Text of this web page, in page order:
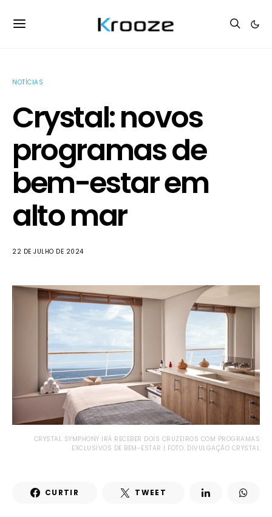
NOTÍCIAS
Crystal: novos
programas de
bem-estar em
alto mar
22 DE JULHO DE 2024
CRYSTAL SYMPHONY IRÁ RECEBER DOIS CRUZEIROS COM PROGRAMAS
EXCLUSIVOS DE BEM-ESTAR | FOTO: DIVULGAÇÃO CRYSTAL
CURTIR TWEET